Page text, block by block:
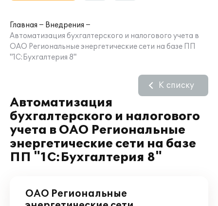
Главная
Внедрения
Автоматизация бухгалтерского и налогового учета в
ОАО Региональные энергетические сети на базе ПП
"1С:Бухгалтерия 8"
Автоматизация
бухгалтерского и налогового
учета в ОАО Региональные
энергетические сети на базе
ПП "1С:Бухгалтерия 8"
К списку
ОАО Региональные